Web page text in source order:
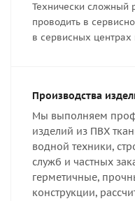
Технически сложный
проводить в
в сервисных
Производства
Мы выполняем
изделий из ПВХ
водной техники,
служб и частных
герметичные,
конструкции,